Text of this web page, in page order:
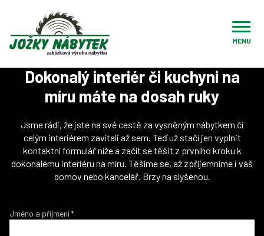
MENU
Nezávazná poptávka
Proměňte svůj sen ve skutečnost!
Dokonalý interiér či kuchyni na
míru máte na dosah ruky
Jsme rádi, že jste na své cestě za vysněným nábytkem či
celým interiérem zavítali až sem. Teď už stačí jen vyplnit
kontaktní formulář níže a začít se těšit z prvního kroku k
dokonalému interiéru na míru. Těšíme se, až zpříjemníme i váš
domov nebo kancelář. Brzy na slyšenou.
Jméno a příjmení*